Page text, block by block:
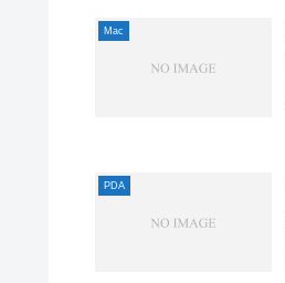
Mac
PDA